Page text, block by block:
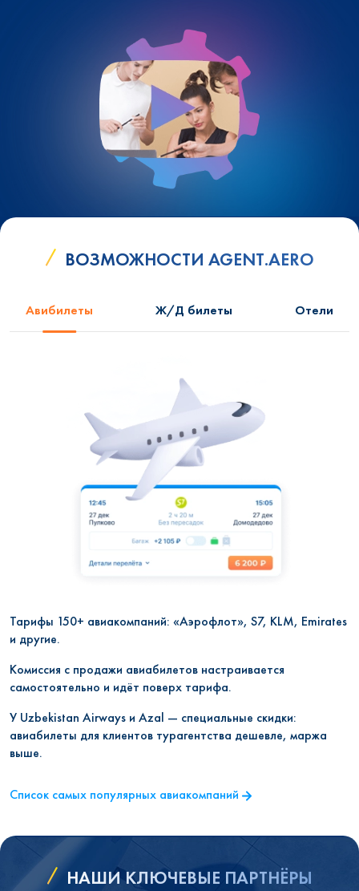
ВОЗМОЖНОСТИ AGENT.AERO
Авибилеты Ж/Д билеты Отели
Тарифы 150+ авиакомпаний: «Аэрофлот», S7, KLM, Emirates
и другие.
Комиссия с продажи авиабилетов настраивается
самостоятельно и идёт поверх тарифа.
У Uzbekistan Airways и Azal — специальные скидки:
авиабилеты для клиентов турагентства дешевле, маржа
выше.
Список самых популярных авиакомпаний
НАШИ КЛЮЧЕВЫЕ ПАРТНЁРЫ